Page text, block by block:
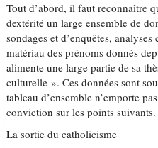
Tout d’abord, il faut reconnaître
dextérité un large ensemble de
sondages et d’enquêtes,
matériau des prénoms donnés
alimente une large partie de sa
culturelle ». Ces données sont
tableau d’ensemble n’emporte
conviction sur les points suivants.
La sortie du catholicisme